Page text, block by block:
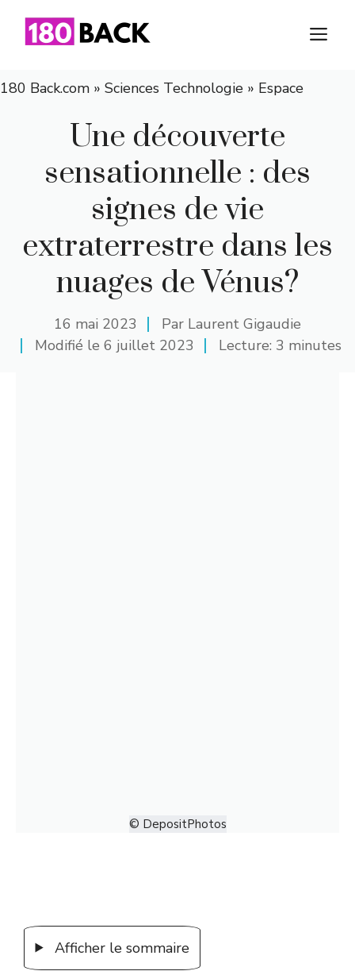
180 Back.com » Sciences Technologie » Espace
Une découverte
sensationnelle : des
signes de vie
extraterrestre dans les
nuages de Vénus?
16 mai 2023 Par Laurent Gigaudie
Modifié le 6 juillet 2023 Lecture: 3 minutes
© DepositPhotos
Afficher le sommaire